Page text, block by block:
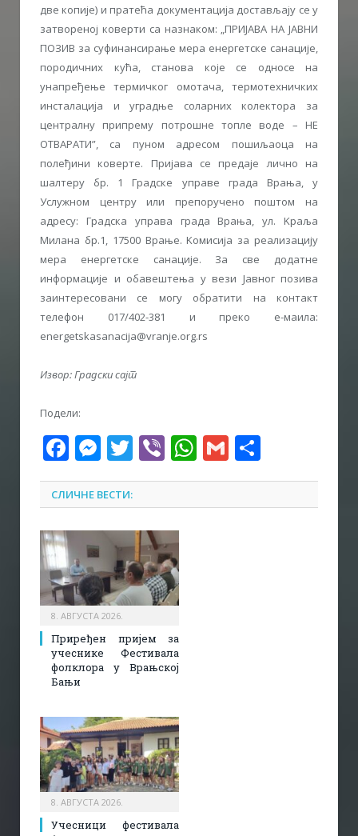
две копије) и пратећа документација достављају се у
затвореној коверти са назнаком: „ПРИЈАВА НА ЈАВНИ
ПОЗИВ за суфинансирање мера енергетске санације,
породичних кућа, станова које се односе на
унапређење термичког омотача, термотехничких
инсталација и уградње соларних колектора за
централну припрему потрошне топле воде – НЕ
ОТВАРАТИ”, са пуном адресом пошиљаоца на
полеђини коверте. Пријава се предаје лично на
шалтеру бр. 1 Градске управе града Врања, у
Услужном центру или препоручено поштом на
адресу: Градска управа града Врања, ул. Kраља
Милана бр.1, 17500 Врање. Kомисија за реализацију
мера енергетске санације. За све додатне
информације и обавештења у вези Јавног позива
заинтересовани се могу обратити на контакт
телефон 017/402-381 и преко е-маила:
energetskasanacija@vranje.org.rs
Извор: Градски сајт
Подели:
Facebook
Messenger
Twitter
ViberWhatsApp
Gmail
СЛИЧНЕ ВЕСТИ:
8. АВГУСТА 2026.
Приређен пријем за
учеснике Фестивала
фолклора у Врањској
Бањи
8. АВГУСТА 2026.
Учесници фестивала